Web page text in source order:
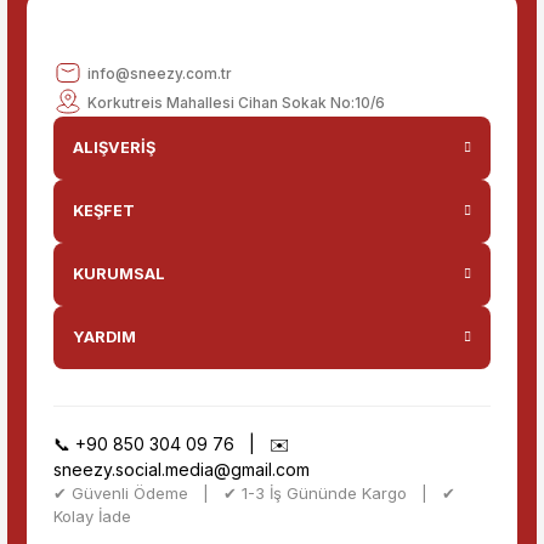
info@sneezy.com.tr
Korkutreis Mahallesi Cihan Sokak No:10/6
ALIŞVERİŞ
KEŞFET
KURUMSAL
YARDIM
📞 +90 850 304 09 76 | ✉️
sneezy.social.media@gmail.com
✔ Güvenli Ödeme | ✔ 1-3 İş Gününde Kargo | ✔
Kolay İade